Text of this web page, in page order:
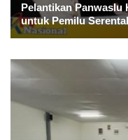
Pelantikan Panwaslu
untuk Pemilu